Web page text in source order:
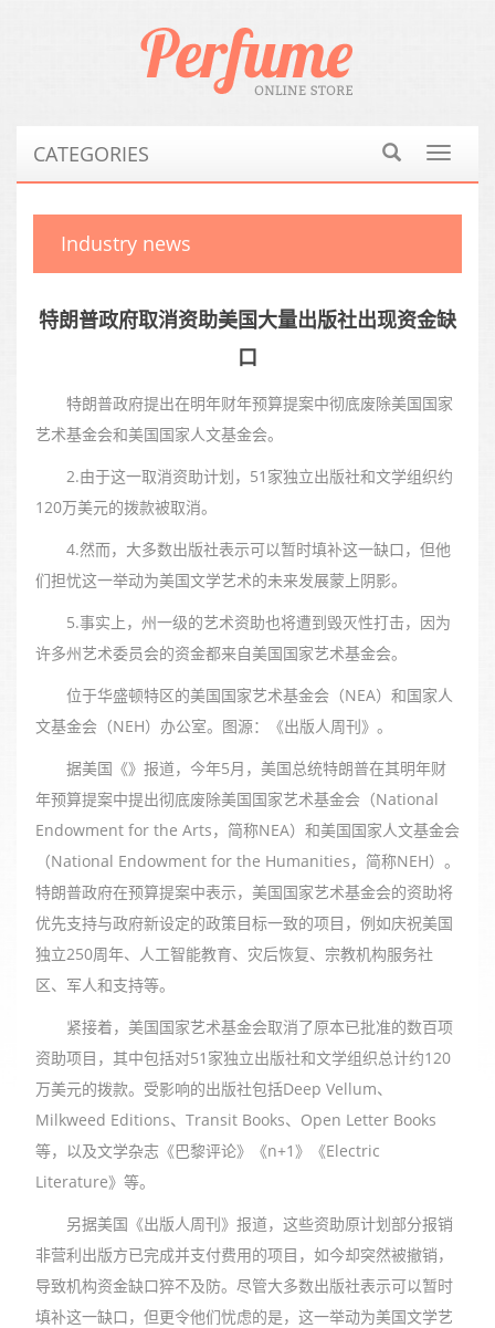
Toggle
CATEGORIES
Industry news
特朗普政府取消资助美国大量出版社出现资金缺
口
特朗普政府提出在明年财年预算提案中彻底废除美国国家
艺术基金会和美国国家人文基金会。
2.由于这一取消资助计划，51家独立出版社和文学组织约
120万美元的拨款被取消。
4.然而，大多数出版社表示可以暂时填补这一缺口，但他
们担忧这一举动为美国文学艺术的未来发展蒙上阴影。
5.事实上，州一级的艺术资助也将遭到毁灭性打击，因为
许多州艺术委员会的资金都来自美国国家艺术基金会。
位于华盛顿特区的美国国家艺术基金会（NEA）和国家人
文基金会（NEH）办公室。图源：《出版人周刊》。
据美国《》报道，今年5月，美国总统特朗普在其明年财
年预算提案中提出彻底废除美国国家艺术基金会（National
Endowment for the Arts，简称NEA）和美国国家人文基金会
（National Endowment for the Humanities，简称NEH）。
特朗普政府在预算提案中表示，美国国家艺术基金会的资助将
优先支持与政府新设定的政策目标一致的项目，例如庆祝美国
独立250周年、人工智能教育、灾后恢复、宗教机构服务社
区、军人和支持等。
紧接着，美国国家艺术基金会取消了原本已批准的数百项
资助项目，其中包括对51家独立出版社和文学组织总计约120
万美元的拨款。受影响的出版社包括Deep Vellum、
Milkweed Editions、Transit Books、Open Letter Books
等，以及文学杂志《巴黎评论》《n+1》《Electric
Literature》等。
另据美国《出版人周刊》报道，这些资助原计划部分报销
非营利出版方已完成并支付费用的项目，如今却突然被撤销，
导致机构资金缺口猝不及防。尽管大多数出版社表示可以暂时
填补这一缺口，但更令他们忧虑的是，这一举动为美国文学艺